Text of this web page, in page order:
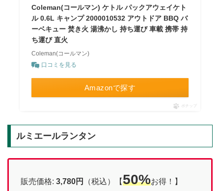
Coleman(コールマン) ケトル パックアウェイケト
ル 0.6L キャンプ 2000010532 アウトドア BBQ バ
ーベキュー 焚き火 湯沸かし 持ち運び 車載 携帯 持
ち運び 直火
Coleman(コールマン)
口コミを見る
Amazonで探す
ポチップ
ルミエールランタン
販売価格: 3,780円 （税込）【50%お得！】